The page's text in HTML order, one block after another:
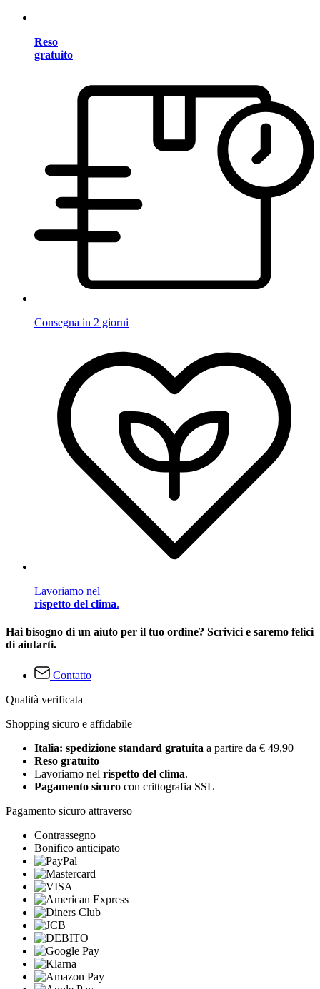
Reso
gratuito
Consegna in 2 giorni
Lavoriamo nel
rispetto del clima.
Hai bisogno di un aiuto per il tuo ordine? Scrivici e saremo felici
di aiutarti.
Contatto
Qualità verificata
Shopping sicuro e affidabile
Italia: spedizione standard gratuita a partire da € 49,90
Reso gratuito
Lavoriamo nel rispetto del clima.
Pagamento sicuro con crittografia SSL
Pagamento sicuro attraverso
Contrassegno
Bonifico anticipato